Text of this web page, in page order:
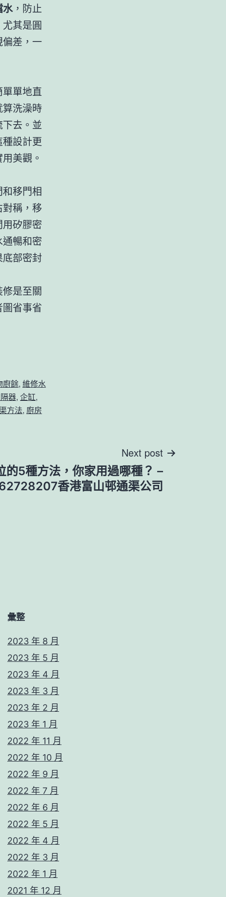
水，防止
其是圓
差，一
單地直
洗澡時
去。並
設計更
美觀。
移門相
稱，移
矽膠密
暢和密
部密封
是至關
省事省
廚餘, 維修水
器, 企缸,
方法, 廚房
Next post
的5種方法，你家用過哪種？ –
香港富山邨通渠公司
彙整
2023 年 8 月
2023 年 5 月
2023 年 4 月
2023 年 3 月
2023 年 2 月
2023 年 1 月
2022 年 11 月
2022 年 10 月
2022 年 9 月
2022 年 7 月
2022 年 6 月
2022 年 5 月
2022 年 4 月
2022 年 3 月
2022 年 1 月
2021 年 12 月